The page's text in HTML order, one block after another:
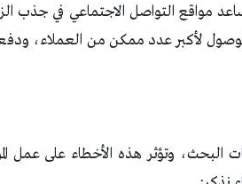
مواقع التواصل الاجتماعي في جذب
للوصول لأكبر عدد ممكن من العملاء،
البحث، وتؤثر هذه الأخطاء على عمل